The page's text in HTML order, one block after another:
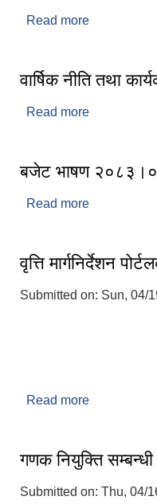
Read more
वार्षिक नीति तथा
Read more
बजेट भाषण
Read more
वृत्ति मार्गनिर्देशन
Submitted on: Sun, 04/
Read more
गणक नियुक्ति
Submitted on: Thu, 04/